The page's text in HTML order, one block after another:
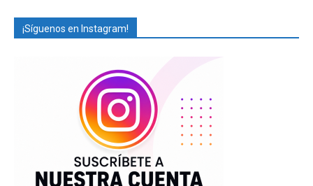
¡Síguenos en Instagram!